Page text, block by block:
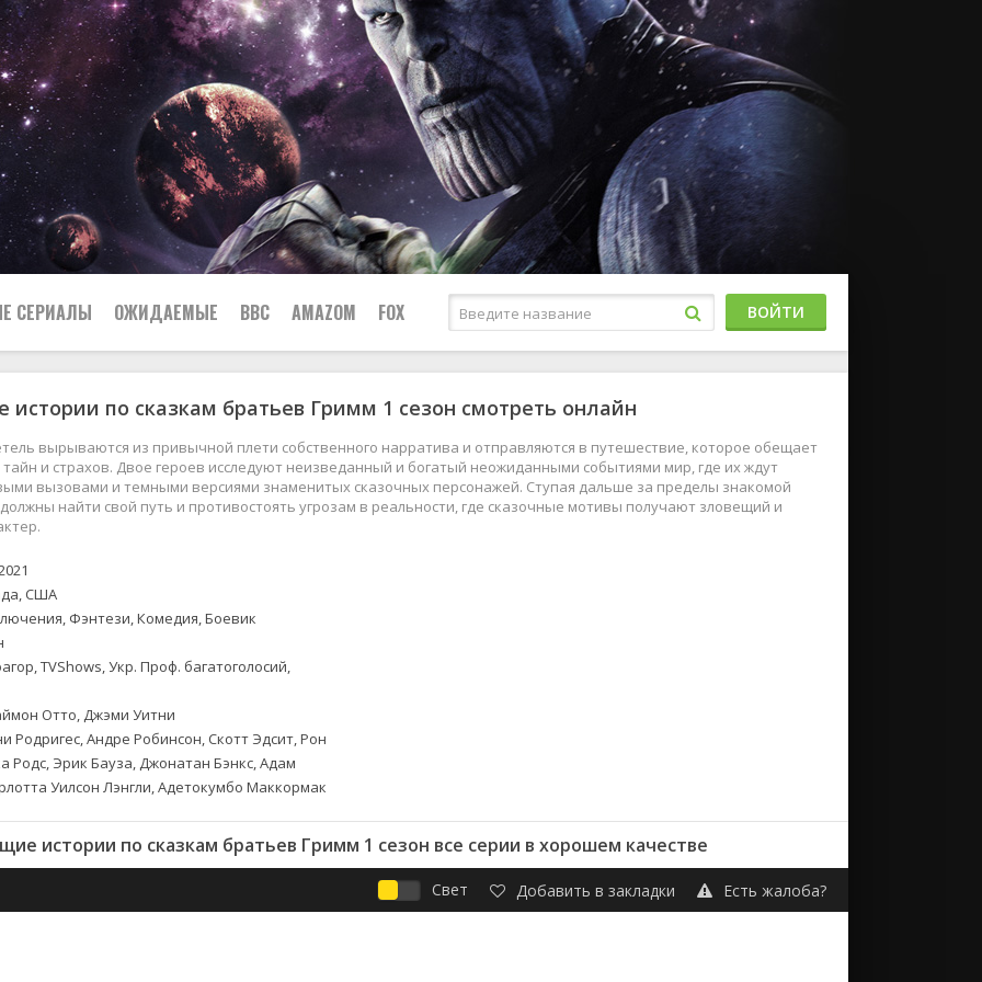
СЕРИАЛЫ
Боевики
Приключения
Триллеры
Ужасы
Военные
Семейные
ОЖИДАЕМЫЕ BBC AMAZOM FOX ВОЙТИ
истории по сказкам братьев Гримм 1 сезон смотреть онлайн
вырываются из привычной плети собственного нарратива и отправляются в путешествие, которое обещает
и страхов. Двое героев исследуют неизведанный и богатый неожиданными событиями мир, где их ждут
вызовами и темными версиями знаменитых сказочных персонажей. Ступая дальше за пределы знакомой
найти свой путь и противостоять угрозам в реальности, где сказочные мотивы получают зловещий и
США
Фэнтези, Комедия, Боевик
TVShows, Укр. Проф. багатоголосий,
Отто, Джэми Уитни
Родригес, Андре Робинсон, Скотт Эдсит, Рон
Родс, Эрик Бауза, Джонатан Бэнкс, Адам
Уилсон Лэнгли, Адетокумбо Маккормак
истории по сказкам братьев Гримм 1 сезон все серии в хорошем качестве
Свет Добавить в закладки Есть жалоба?